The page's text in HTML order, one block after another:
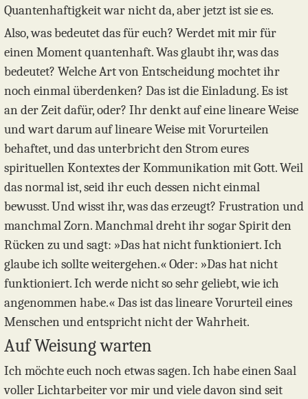
Quantenhaftigkeit war nicht da, aber jetzt ist sie es.
Also, was bedeutet das für euch? Werdet mit mir für
einen Moment quantenhaft. Was glaubt ihr, was das
bedeutet? Welche Art von Entscheidung mochtet ihr
noch einmal überdenken? Das ist die Einladung. Es ist
an der Zeit dafür, oder? Ihr denkt auf eine lineare Weise
und wart darum auf lineare Weise mit Vorurteilen
behaftet, und das unterbricht den Strom eures
spirituellen Kontextes der Kommunikation mit Gott. Weil
das normal ist, seid ihr euch dessen nicht einmal
bewusst. Und wisst ihr, was das erzeugt? Frustration und
manchmal Zorn. Manchmal dreht ihr sogar Spirit den
Rücken zu und sagt: »Das hat nicht funktioniert. Ich
glaube ich sollte weitergehen.« Oder: »Das hat nicht
funktioniert. Ich werde nicht so sehr geliebt, wie ich
angenommen habe.« Das ist das lineare Vorurteil eines
Menschen und entspricht nicht der Wahrheit.
Auf Weisung warten
Ich möchte euch noch etwas sagen. Ich habe einen Saal
voller Lichtarbeiter vor mir und viele davon sind seit